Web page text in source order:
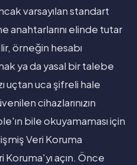
varsayılan standart
anahtarlarını elinde tutar
örneğin hesabı
ya da yasal bir talebe
uçtan uca şifreli hale
cihazlarınızın
bile okuyamaması için
Veri Koruma
açın. Önce